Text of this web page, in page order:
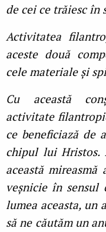
de cei ce trăiesc în
Activitatea
aceste două
cele materiale și
Cu această
activitate
ce beneficiază de
chipul lui Hristos.
această
veșnicie în
lumea aceasta, un
să ne căutăm un